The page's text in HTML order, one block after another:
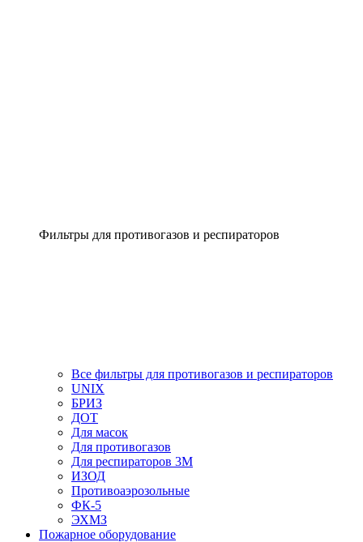
Фильтры для противогазов и респираторов
Все фильтры для противогазов и респираторов
UNIX
БРИЗ
ДОТ
Для масок
Для противогазов
Для респираторов 3М
ИЗОД
Противоаэрозольные
ФК-5
ЭХМЗ
Пожарное оборудование